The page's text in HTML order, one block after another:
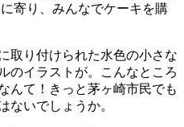
寄り、みんなでケーキを購
取り付けられた水色の小さな
のイラストが。こんなところ
んて！きっと茅ヶ崎市民でも
ないでしょうか。